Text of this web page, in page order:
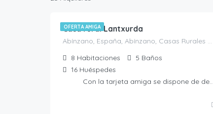
OFERTA AMIGA
Casa rural Lantxurda
Abínzano, España, Abínzano, Casas Rurales en Navarra, España
8 Habitaciones 5 Baños
16 Huéspedes
Con la tarjeta amiga se dispone de detalle de bienvenida